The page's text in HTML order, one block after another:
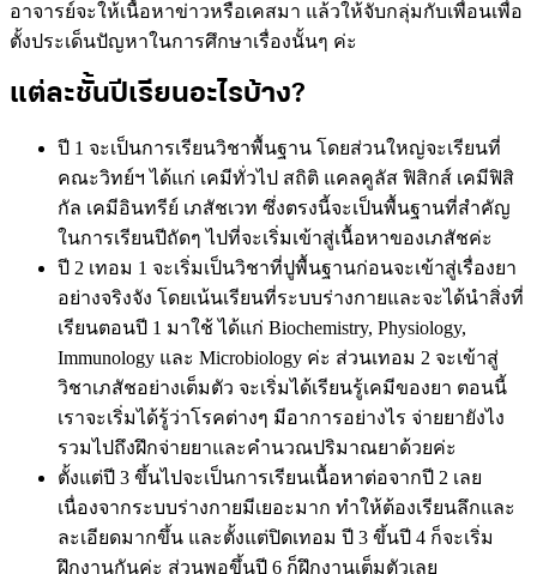
อาจารย์จะให้เนื้อหาข่าวหรือเคสมา แล้วให้จับกลุ่มกับเพื่อนเพื่อ
ตั้งประเด็นปัญหาในการศึกษาเรื่องนั้นๆ ค่ะ
แต่ละชั้นปีเรียนอะไรบ้าง?
ปี 1 จะเป็นการเรียนวิชาพื้นฐาน โดยส่วนใหญ่จะเรียนที่
คณะวิทย์ฯ ได้แก่ เคมีทั่วไป สถิติ แคลคูลัส ฟิสิกส์ เคมีฟิสิ
กัล เคมีอินทรีย์ เภสัชเวท ซึ่งตรงนี้จะเป็นพื้นฐานที่สำคัญ
ในการเรียนปีถัดๆ ไปที่จะเริ่มเข้าสู่เนื้อหาของเภสัชค่ะ
ปี 2 เทอม 1 จะเริ่มเป็นวิชาที่ปูพื้นฐานก่อนจะเข้าสู่เรื่องยา
อย่างจริงจัง โดยเน้นเรียนที่ระบบร่างกายและจะได้นำสิ่งที่
เรียนตอนปี 1 มาใช้ ได้แก่ Biochemistry, Physiology,
Immunology และ Microbiology ค่ะ ส่วนเทอม 2 จะเข้าสู่
วิชาเภสัชอย่างเต็มตัว จะเริ่มได้เรียนรู้เคมีของยา ตอนนี้
เราจะเริ่มได้รู้ว่าโรคต่างๆ มีอาการอย่างไร จ่ายยายังไง
รวมไปถึงฝึกจ่ายยาและคำนวณปริมาณยาด้วยค่ะ
ตั้งแต่ปี 3 ขึ้นไปจะเป็นการเรียนเนื้อหาต่อจากปี 2 เลย
เนื่องจากระบบร่างกายมีเยอะมาก ทำให้ต้องเรียนลึกและ
ละเอียดมากขึ้น และตั้งแต่ปิดเทอม ปี 3 ขึ้นปี 4 ก็จะเริ่ม
ฝึกงานกันค่ะ ส่วนพอขึ้นปี 6 ก็ฝึกงานเต็มตัวเลย